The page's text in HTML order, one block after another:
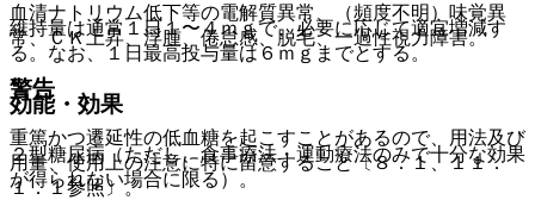
血清ナトリウム低下等の電解質異常、（頻度不明）味覚異
常、ＣＫ上昇、浮腫、倦怠感、脱毛、一過性視力障害。
警告
重篤かつ遷延性の低血糖を起こすことがあるので、用法及び
用量、使用上の注意に特に留意すること〔８．１、１１．
１．１参照〕。
維持量は通常１日１〜４ｍｇで、必要に応じて適宜増減す
る。なお、１日最高投与量は６ｍｇまでとする。
効能・効果
２型糖尿病（ただし、食事療法・運動療法のみで十分な効果
が得られない場合に限る）。